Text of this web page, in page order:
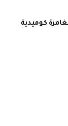
كوميدية